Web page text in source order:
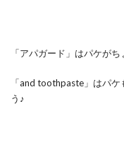
「アパガード」はパケがち
「and toothpaste」はパ
う♪